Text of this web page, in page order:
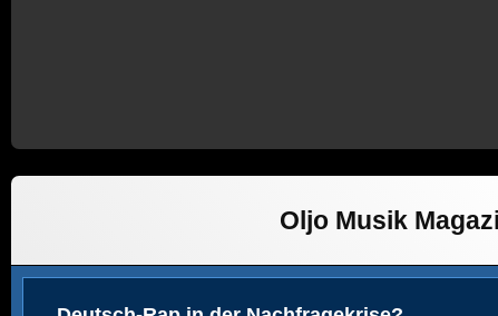
Oljo Musik